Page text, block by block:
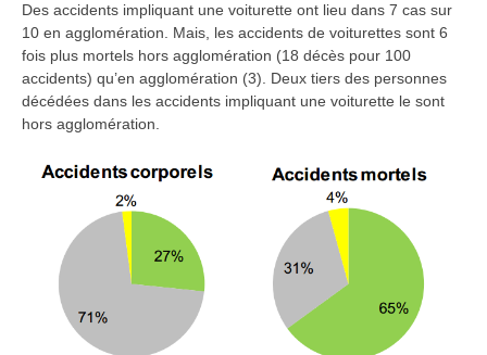
Des accidents impliquant une voiturette ont lieu dans 7 cas sur
10 en agglomération. Mais, les accidents de voiturettes sont 6
fois plus mortels hors agglomération (18 décès pour 100
accidents) qu’en agglomération (3). Deux tiers des personnes
décédées dans les accidents impliquant une voiturette le sont
hors agglomération.